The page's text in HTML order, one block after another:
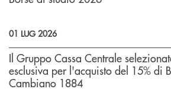
01 LUG 2026
Il Gruppo Cassa Centrale
esclusiva per l'acquisto del 15% di
Cambiano 1884